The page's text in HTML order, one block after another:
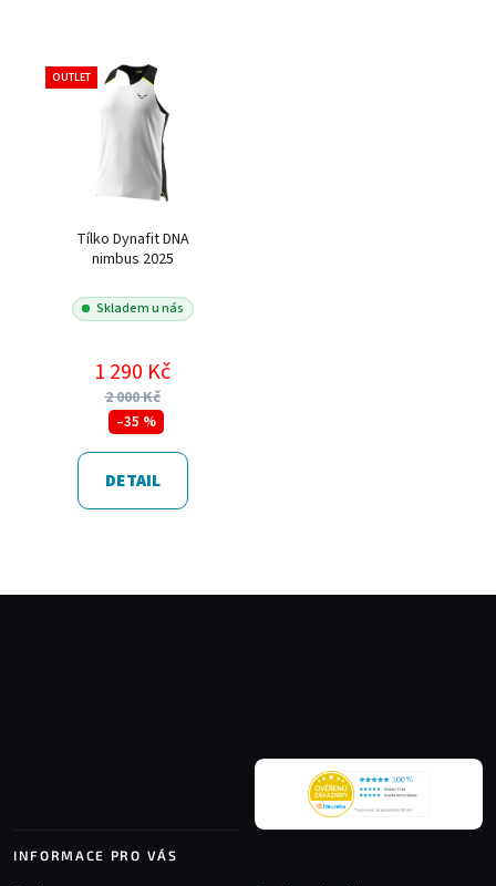
OUTLET
Tílko Dynafit DNA
nimbus 2025
Skladem u nás
1 290 Kč
2 000 Kč
–35 %
DETAIL
INFORMACE PRO VÁS